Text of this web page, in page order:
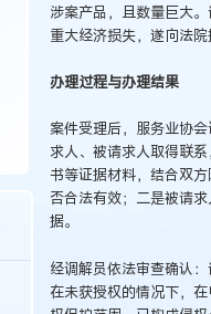
涉案产品，且数量巨大
重大经济损失，遂向法
办理过程与办理结果
案件受理后，服务业协
求人、被请求人取得联
书等证据材料，结合双
否合法有效；二是被请
据。
经调解员依法审查确认
在未获授权的情况下，